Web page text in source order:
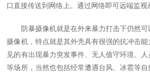
口直接传送到网络上。通过网络即可远端监视
防暴摄像机就是在外来暴力打击下仍然可
摄像机，特点就是其外壳具有很强的抗冲击
见的有出现暴力突发事件、无人值守环境、
等场所，当然也包括经常遭遇台风、冰雹等